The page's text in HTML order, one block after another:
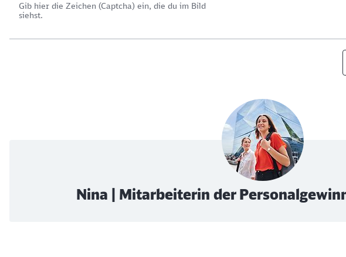
Gib hier die Zeichen (Captcha) ein, die du im Bild
siehst.
Nina | Mitarbeiterin der